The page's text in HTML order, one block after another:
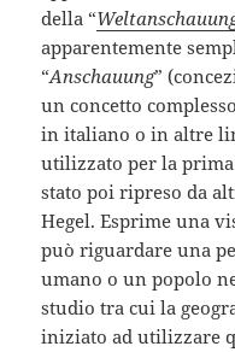
della “
apparentemente
“Anschauung”
un concetto
in italiano o in altre
utilizzato per la
stato poi ripreso da
Hegel. Esprime una
può riguardare una
umano o un popolo
studio tra cui la
iniziato ad utilizzare